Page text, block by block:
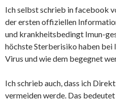
Ich selbst schrieb in facebook
der ersten offiziellen
und krankheitsbedingt Imun-
höchste Sterberisiko haben
Virus und wie dem begegnet
Ich schrieb auch, dass ich
vermeiden werde. Das